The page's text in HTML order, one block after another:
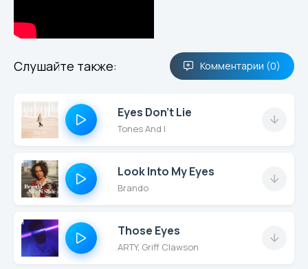
Слушайте также: Комментарии (0)
Eyes Don’t Lie
Tones And I
Look Into My Eyes
Brando
Those Eyes
ARTY, Griff Clawson